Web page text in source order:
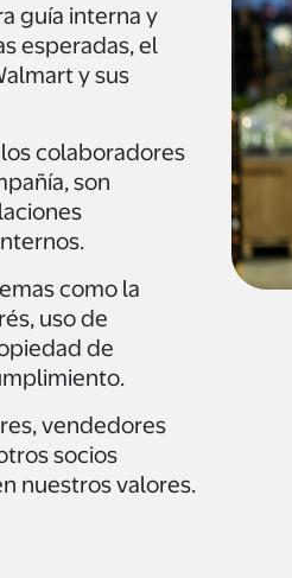
guía interna y
esperadas, el
y sus
colaboradores
son
como la
uso de
de
vendedores
socios
nuestros valores.